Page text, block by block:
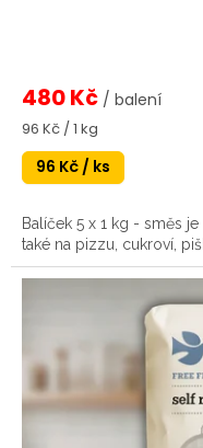
480 Kč / balení
Měrná
cena:
96 Kč / 1 kg
96 Kč / ks
Balíček 5 x 1 kg - směs
také na pizzu, cukroví,